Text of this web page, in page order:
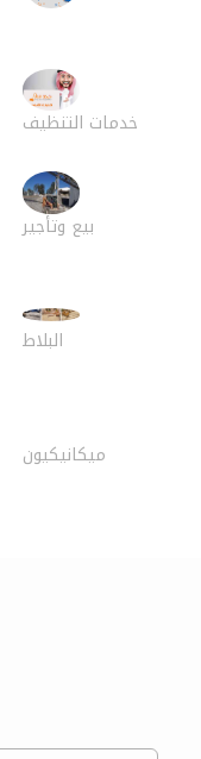
خدمات التنظيف
بيع وتأجير
البلاط
ميكانيكيون